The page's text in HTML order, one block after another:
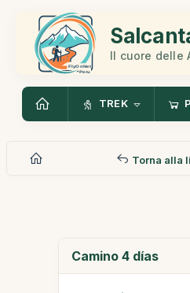
Il cuore delle
TREK
Torna alla
Camino 4 días